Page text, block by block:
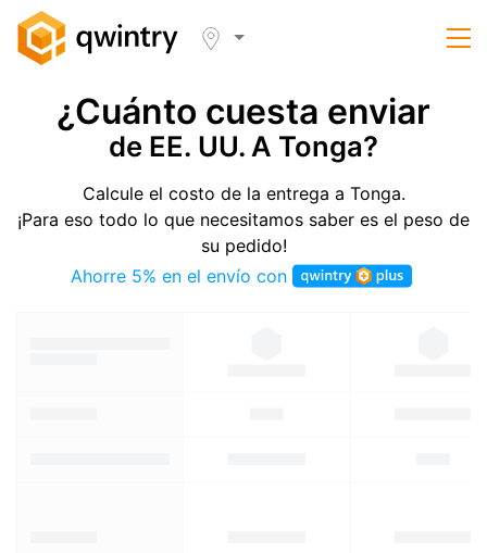
¿Cuánto cuesta enviar
de EE. UU. A Tonga?
Calcule el costo de la entrega a Tonga.
¡Para eso todo lo que necesitamos saber es el peso de
su pedido!
Ahorre 5% en el envío con